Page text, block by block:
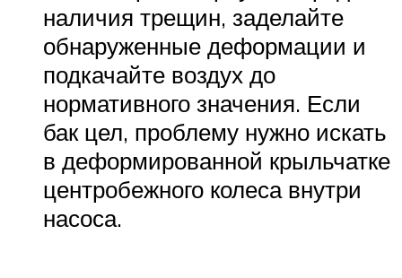
наличия трещин, заделайте
обнаруженные деформации и
подкачайте воздух до
нормативного значения. Если
бак цел, проблему нужно искать
в деформированной крыльчатке
центробежного колеса внутри
насоса.